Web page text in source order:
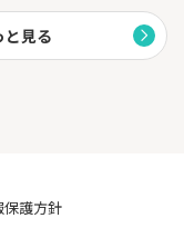
と見る
護方針